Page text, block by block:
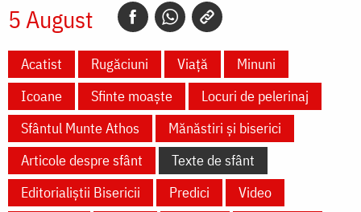
5 August
Acatist Rugăciuni Viață
Minuni
Icoane
Sfinte moaște
Locuri de pelerinaj
Sfântul Munte Athos
Mănăstiri și biserici
Articole despre sfânt
Texte de sfânt
Editorialiștii Bisericii
Predici
Video